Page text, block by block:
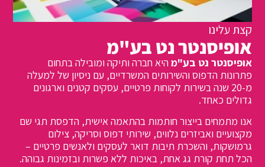
קצת עלינו
אופיסנטר נט בע"מ
אופיסנטר נט בע"מהיא חברה ותיקה ומובילה בתחום
פתרונות הדפוס והשירותים המשרדיים, עם ניסיון של למעלה
מ-20 שנה בשירות לקוחות פרטיים, עסקים קטנים וארגונים
גדולים כאחד.
אנו מתמחים בייצור חותמות בהתאמה אישית, הדפסת תגי שם
מקצועיים ואביזרים נלווים, שירותי דפוס וסריקה, צילום
גרמושקות, והשכרת תיבות דואר לעסקים ולאנשים פרטיים –
הכל תחת קורת גג אחת, באיכות ללא פשרות ובזמינות גבוהה.